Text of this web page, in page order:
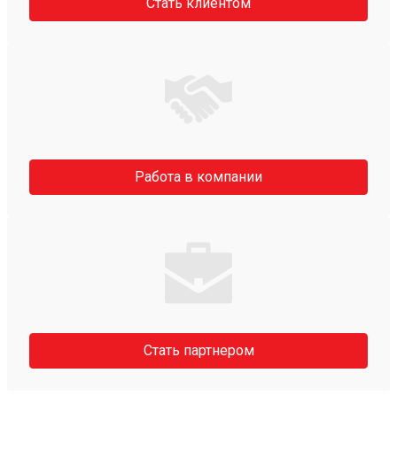
Работа в компании
Стать партнером